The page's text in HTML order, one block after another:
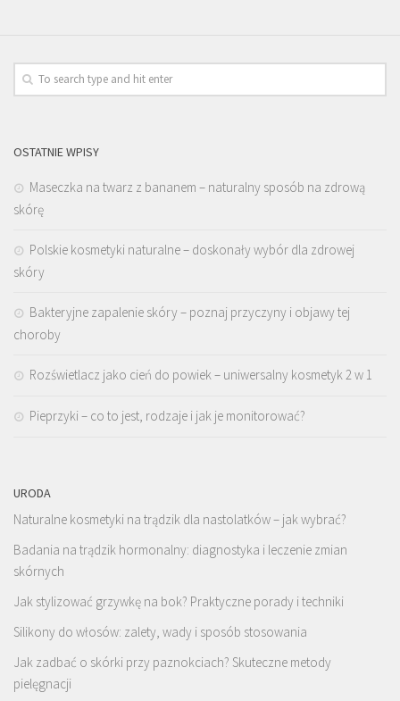
OSTATNIE WPISY
Maseczka na twarz z bananem – naturalny sposób na zdrową
skórę
Polskie kosmetyki naturalne – doskonały wybór dla zdrowej
skóry
Bakteryjne zapalenie skóry – poznaj przyczyny i objawy tej
choroby
Rozświetlacz jako cień do powiek – uniwersalny kosmetyk 2 w 1
Pieprzyki – co to jest, rodzaje i jak je monitorować?
URODA
Naturalne kosmetyki na trądzik dla nastolatków – jak wybrać?
Badania na trądzik hormonalny: diagnostyka i leczenie zmian
skórnych
Jak stylizować grzywkę na bok? Praktyczne porady i techniki
Silikony do włosów: zalety, wady i sposób stosowania
Jak zadbać o skórki przy paznokciach? Skuteczne metody
pielęgnacji